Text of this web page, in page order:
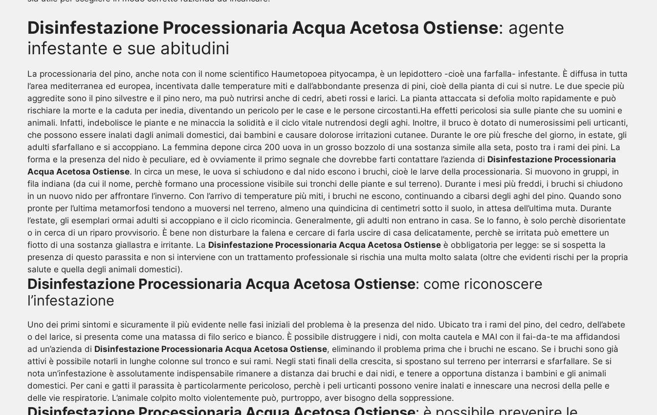
Disinfestazione Processionaria Acqua Acetosa Ostiense: agente
infestante e sue abitudini
La processionaria del pino, anche nota con il nome scientifico Haumetopoea pityocampa, è un lepidottero -cioè una farfalla- infestante. È diffusa in tutta
l’area mediterranea ed europea, incentivata dalle temperature miti e dall’abbondante presenza di pini, cioè della pianta di cui si nutre. Le due specie più
aggredite sono il pino silvestre e il pino nero, ma può nutrirsi anche di cedri, abeti rossi e larici. La pianta attaccata si defolia molto rapidamente e può
rischiare la morte e la caduta per inedia, diventando un pericolo per le case e le persone circostanti.Ha effetti pericolosi sia sulle piante che su uomini e
animali. Infatti, indebolisce le piante e ne minaccia la solidità e il ciclo vitale nutrendosi degli aghi. Inoltre, il bruco è dotato di numerosissimi peli urticanti,
che possono essere inalati dagli animali domestici, dai bambini e causare dolorose irritazioni cutanee. Durante le ore più fresche del giorno, in estate, gli
adulti sfarfallano e si accoppiano. La femmina depone circa 200 uova in un grosso bozzolo di una sostanza simile alla seta, posto tra i rami dei pini. La
forma e la presenza del nido è peculiare, ed è ovviamente il primo segnale che dovrebbe farti contattare l’azienda di Disinfestazione Processionaria
Acqua Acetosa Ostiense. In circa un mese, le uova si schiudono e dal nido escono i bruchi, cioè le larve della processionaria. Si muovono in gruppi, in
fila indiana (da cui il nome, perchè formano una processione visibile sui tronchi delle piante e sul terreno). Durante i mesi più freddi, i bruchi si chiudono
in un nuovo nido per affrontare l’inverno. Con l’arrivo di temperature più miti, i bruchi ne escono, continuando a cibarsi degli aghi del pino. Quando sono
pronte per l’ultima metamorfosi tendono a muoversi nel terreno, almeno una quindicina di centimetri sotto il suolo, in attesa dell’ultima muta. Durante
l’estate, gli esemplari ormai adulti si accoppiano e il ciclo ricomincia. Generalmente, gli adulti non entrano in casa. Se lo fanno, è solo perchè disorientate
o in cerca di un riparo provvisorio. È bene non disturbare la falena e cercare di farla uscire di casa delicatamente, perchè se irritata può emettere un
fiotto di una sostanza giallastra e irritante. La Disinfestazione Processionaria Acqua Acetosa Ostiense è obbligatoria per legge: se si sospetta la
presenza di questo parassita e non si interviene con un trattamento professionale si rischia una multa molto salata (oltre che evidenti rischi per la propria
salute e quella degli animali domestici).
Disinfestazione Processionaria Acqua Acetosa Ostiense: come riconoscere
l’infestazione
Uno dei primi sintomi e sicuramente il più evidente nelle fasi iniziali del problema è la presenza del nido. Ubicato tra i rami del pino, del cedro, dell’abete
o del larice, si presenta come una matassa di filo serico e bianco. È possibile distruggere i nidi, con molta cautela e MAI con il fai-da-te ma affidandosi
ad un’azienda di Disinfestazione Processionaria Acqua Acetosa Ostiense, eliminando il problema prima che i bruchi ne escano. Se i bruchi sono già
attivi è possibile notarli in lunghe colonne sul tronco e sui rami. Negli stati finali della crescita, si spostano sul terreno per interrarsi e sfarfallare. Se si
nota un’infestazione è assolutamente indispensabile rimanere a distanza dai bruchi e dai nidi, e tenere a opportuna distanza i bambini e gli animali
domestici. Per cani e gatti il parassita è particolarmente pericoloso, perchè i peli urticanti possono venire inalati e innescare una necrosi della pelle e
delle vie respiratorie. L’animale colpito molto violentemente può, purtroppo, aver bisogno della soppressione.